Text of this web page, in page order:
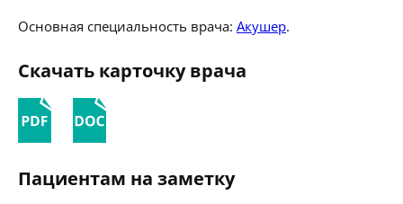
Основная специальность врача: Акушер.
Скачать карточку врача
Пациентам на заметку